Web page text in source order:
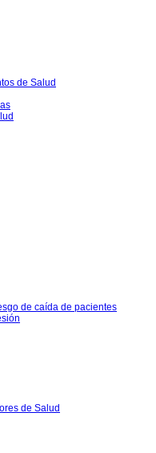
de Salud
de caída de pacientes
de Salud